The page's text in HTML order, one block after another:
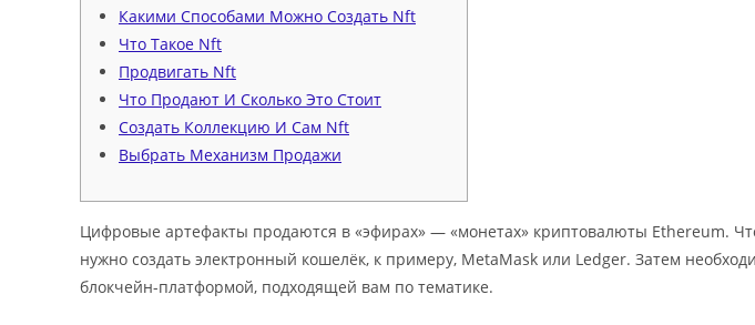
Какими Способами Можно Создать Nft
Что Такое Nft
Продвигать Nft
Что Продают И Сколько Это Стоит
Создать Коллекцию И Сам Nft
Выбрать Механизм Продажи
Цифровые артефакты продаются в «эфирах» — «монетах» криптовалюты Ethereum.
нужно создать электронный кошелёк, к примеру, MetaMask или Ledger. Затем
блокчейн-платформой, подходящей вам по тематике.